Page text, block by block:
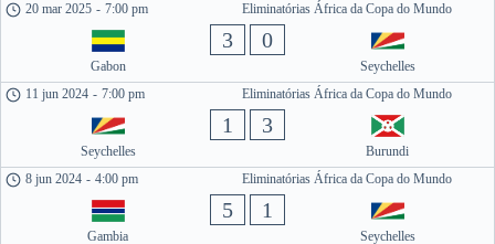
Eliminatórias África da Copa do Mundo
20 mar 2025 - 7:00 pm
Gabon
3 0
Seychelles
Eliminatórias África da Copa do Mundo
11 jun 2024 - 7:00 pm
Seychelles
1 3
Burundi
Eliminatórias África da Copa do Mundo
8 jun 2024 - 4:00 pm
Gambia
5 1
Seychelles